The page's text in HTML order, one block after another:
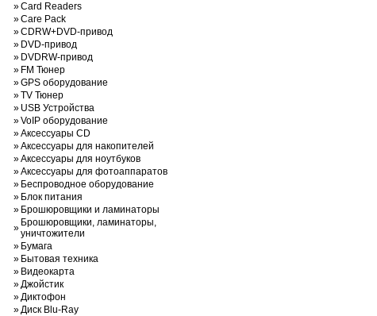
»Card Readers
»Care Pack
»CDRW+DVD-привод
» DVD-привод
» DVDRW-привод
» FM Тюнер
»GPS оборудование
»TV Тюнер
» USB Устройства
»VoIP оборудование
»Аксессуары CD
»Аксессуары для накопителей
»Аксессуары для ноутбуков
»Аксессуары для фотоаппаратов
» Беспроводное оборудование
» Блок питания
» Брошюровщики и ламинаторы
» Брошюровщики, ламинаторы,
уничтожители
» Бумага
» Бытовая техника
» Видеокарта
»Джойстик
»Диктофон
»Диск Blu-Ray